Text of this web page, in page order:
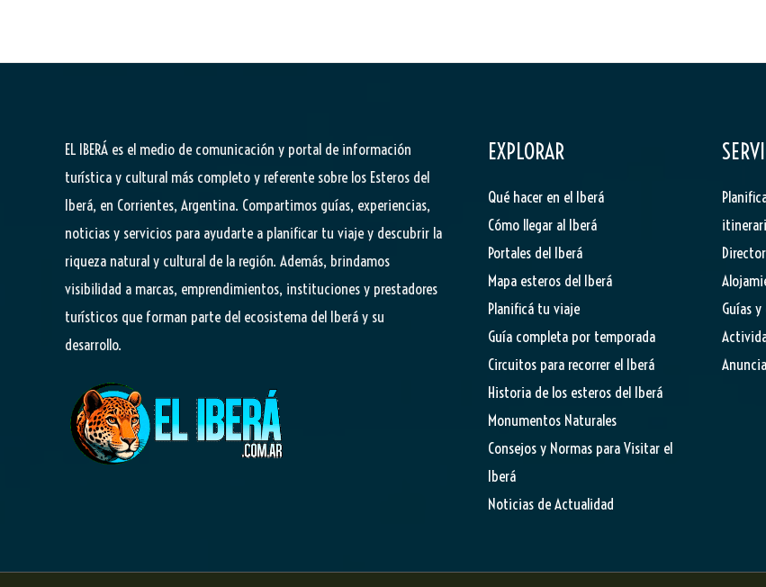
EL IBERÁ es el medio de comunicación y portal de información
turística y cultural más completo y referente sobre los Esteros del
Iberá, en Corrientes, Argentina. Compartimos guías, experiencias,
noticias y servicios para ayudarte a planificar tu viaje y descubrir la
riqueza natural y cultural de la región. Además, brindamos
visibilidad a marcas, emprendimientos, instituciones y prestadores
turísticos que forman parte del ecosistema del Iberá y su
desarrollo.
EXPLORAR
Qué hacer en el Iberá
Cómo llegar al Iberá
Portales del Iberá
Mapa esteros del Iberá
Planificá tu viaje
Guía completa por temporada
Circuitos para recorrer el Iberá
Historia de los esteros del Iberá
Monumentos Naturales
Consejos y Normas para Visitar el
Iberá
Noticias de Actualidad
Guías